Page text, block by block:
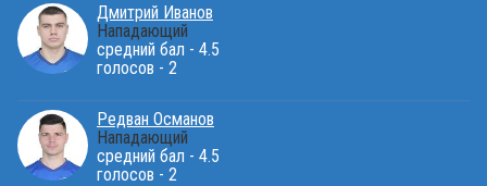
Дмитрий Иванов
Нападающий
средний бал - 4.5
голосов - 2
Редван Османов
Нападающий
средний бал - 4.5
голосов - 2